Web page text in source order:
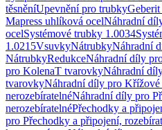
těsněníUpevnění pro trubky
Mapress uhlíková ocelNáhradní
ocelSystémové trubky 1.0034
1.0215VsuvkyNátrubkyNáhradní
NátrubkyRedukceNáhradní díly
pro KolenaT tvarovkyNáhradní
tvarovkyNáhradní díly pro
nerozebíratelnéNáhradní díly pro
nerozebíratelnéPřechodky a
pro Přechodky a připojení,